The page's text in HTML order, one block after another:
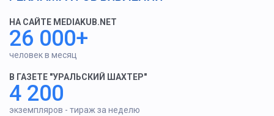
НА САЙТЕ MEDIAKUB.NET
26 000+
человек в месяц
В ГАЗЕТЕ "УРАЛЬСКИЙ ШАХТЕР"
4 200
экземпляров - тираж за неделю